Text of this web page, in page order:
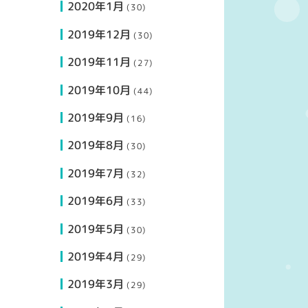
2020年1月 (30)
2019年12月 (30)
2019年11月 (27)
2019年10月 (44)
2019年9月 (16)
2019年8月 (30)
2019年7月 (32)
2019年6月 (33)
2019年5月 (30)
2019年4月 (29)
2019年3月 (29)